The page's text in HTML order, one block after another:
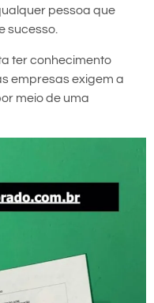
pessoa que
sucesso.
ter conhecimento
empresas exigem a
meio de uma